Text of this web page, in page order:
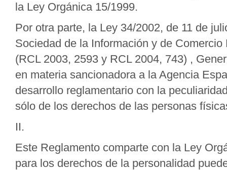
la Ley Orgánica 15/1999.
Por otra parte, la Ley 34/2002, de 11 de
Sociedad de la Información y de
(RCL 2003, 2593 y RCL 2004, 743) ,
en materia sancionadora a la Agencia
desarrollo reglamentario con la
sólo de los derechos de las personas
II.
Este Reglamento comparte con la Ley
para los derechos de la personalidad